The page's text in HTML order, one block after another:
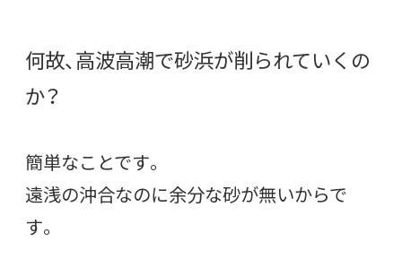
何故、高波高潮で砂浜が削られていくの
か？
簡単なことです。
遠浅の沖合なのに余分な砂が無いからで
す。